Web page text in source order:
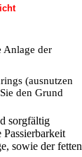
Anlage der
(ausnutzen
den Grund
sorgfältig
sowie der fetten